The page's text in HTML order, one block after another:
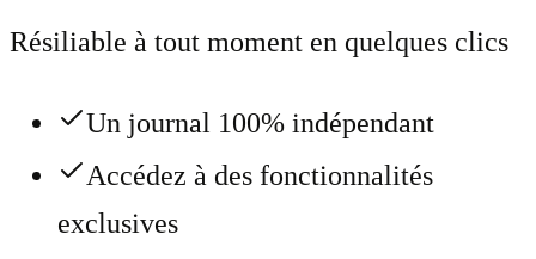
Résiliable à tout moment en quelques clics
Un journal 100% indépendant
Accédez à des fonctionnalités
exclusives